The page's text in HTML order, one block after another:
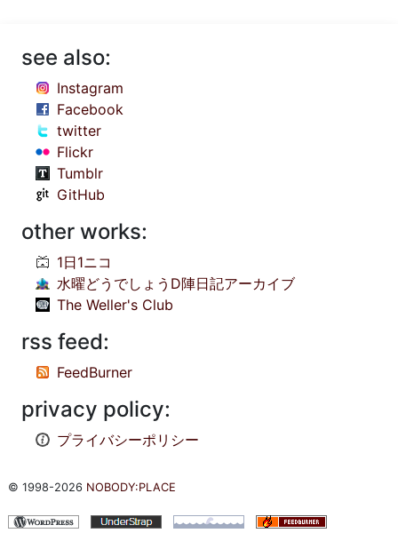
see also:
Instagram
Facebook
twitter
Flickr
Tumblr
GitHub
other works:
1日1ニコ
水曜どうでしょうD陣日記アーカイブ
The Weller's Club
rss feed:
FeedBurner
privacy policy:
プライバシーポリシー
© 1998-2026 NOBODY:PLACE